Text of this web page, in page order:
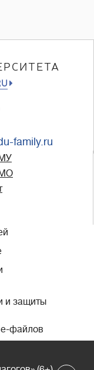
family.ru
и защиты
файлов